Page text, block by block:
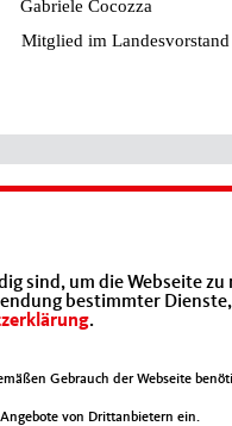
Gabriele Cocozza
Mitglied im Landesvorstand
sind, um die Webseite
bestimmter
.
Gebrauch der Webseite
von Drittanbietern ein.